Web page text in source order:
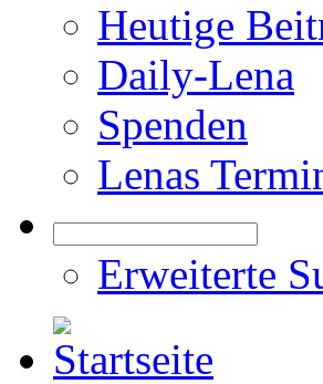
Heutige
Daily-Lena
Spenden
Lenas
Erweiterte